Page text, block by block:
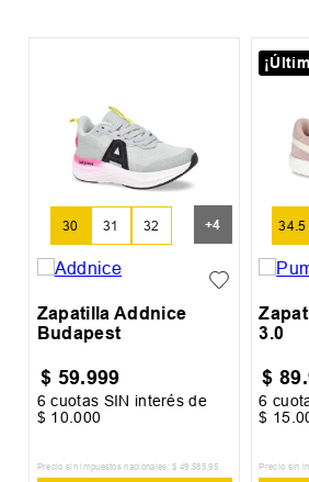
30 31 32 +4
Zapatilla Addnice
Budapest
$ 59.999
6 cuotas SIN interés de
$ 10 .000
Precio sin impuestos nacionales: $ 49 585,95
34.5
3.0
$ 89.
6
$ 15
Precio sin